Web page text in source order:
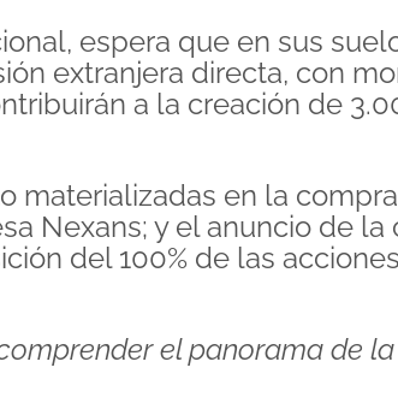
espera que en sus
extranjera directa, con
a la creación de
materializadas en la
Nexans; y el anuncio de la
del 100% de las
el panorama de